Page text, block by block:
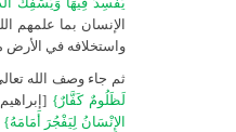
الإنسان بما علمهم
واستخلافه في الأرض
ثم جاء وصف الله
لَظَلُومٌ كَفَّارٌ}
الإِنْسَانُ لِيَفْجُرَ أَمَامَهُ}